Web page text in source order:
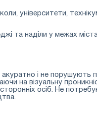
університети,
та наділи у межах
акуратно і не порушують
на візуальну
осіб. Не